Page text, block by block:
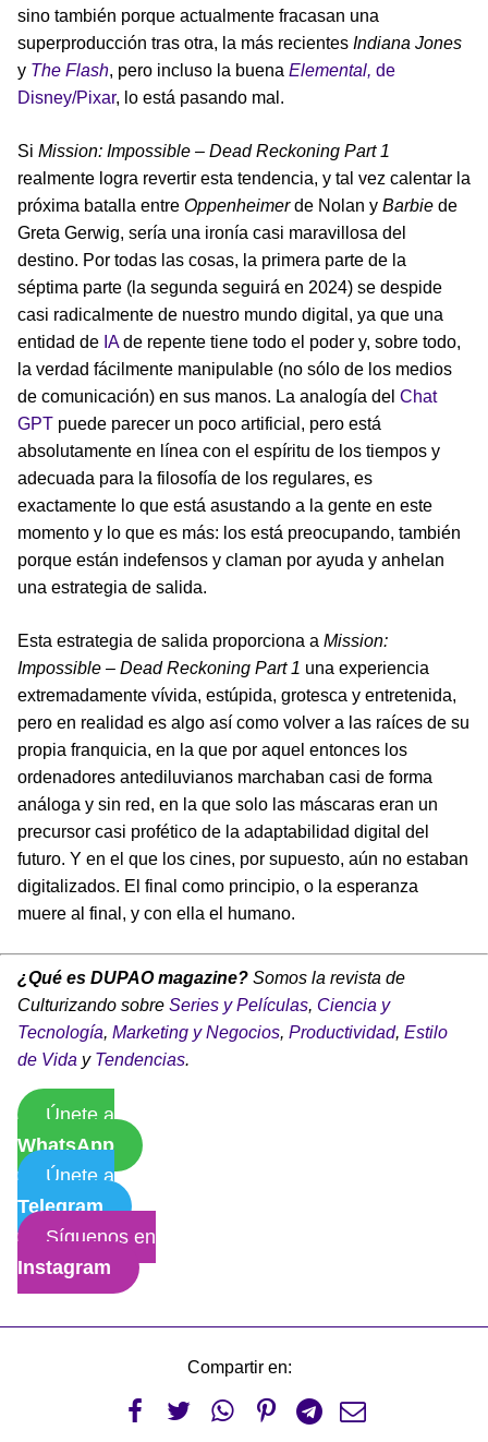
sino también porque actualmente fracasan una
superproducción tras otra, la más recientes Indiana Jones
y The Flash, pero incluso la buena Elemental, de
Disney/Pixar, lo está pasando mal.
Si Mission: Impossible – Dead Reckoning Part 1
realmente logra revertir esta tendencia, y tal vez calentar la
próxima batalla entre Oppenheimerde Nolan y Barbie de
Greta Gerwig, sería una ironía casi maravillosa del
destino. Por todas las cosas, la primera parte de la
séptima parte (la segunda seguirá en 2024) se despide
casi radicalmente de nuestro mundo digital, ya que una
entidad de IAde repente tiene todo el poder y, sobre todo,
la verdad fácilmente manipulable (no sólo de los medios
de comunicación) en sus manos. La analogía del Chat
GPT puede parecer un poco artificial, pero está
absolutamente en línea con el espíritu de los tiempos y
adecuada para la filosofía de los regulares, es
exactamente lo que está asustando a la gente en este
momento y lo que es más: los está preocupando, también
porque están indefensos y claman por ayuda y anhelan
una estrategia de salida.
Esta estrategia de salida proporciona a Mission:
Impossible – Dead Reckoning Part 1 una experiencia
extremadamente vívida, estúpida, grotesca y entretenida,
pero en realidad es algo así como volver a las raíces de su
propia franquicia, en la que por aquel entonces los
ordenadores antediluvianos marchaban casi de forma
análoga y sin red, en la que solo las máscaras eran un
precursor casi profético de la adaptabilidad digital del
futuro. Y en el que los cines, por supuesto, aún no estaban
digitalizados. El final como principio, o la esperanza
muere al final, y con ella el humano.
¿Qué es DUPAO magazine? Somos la revista de
Culturizando sobre Series y Películas, Ciencia y
Tecnología, Marketing y Negocios, Productividad, Estilo
de Vida y Tendencias.
Únete a
WhatsApp
Únete a
Telegram
Síguenos en
Instagram
Compartir en:
     